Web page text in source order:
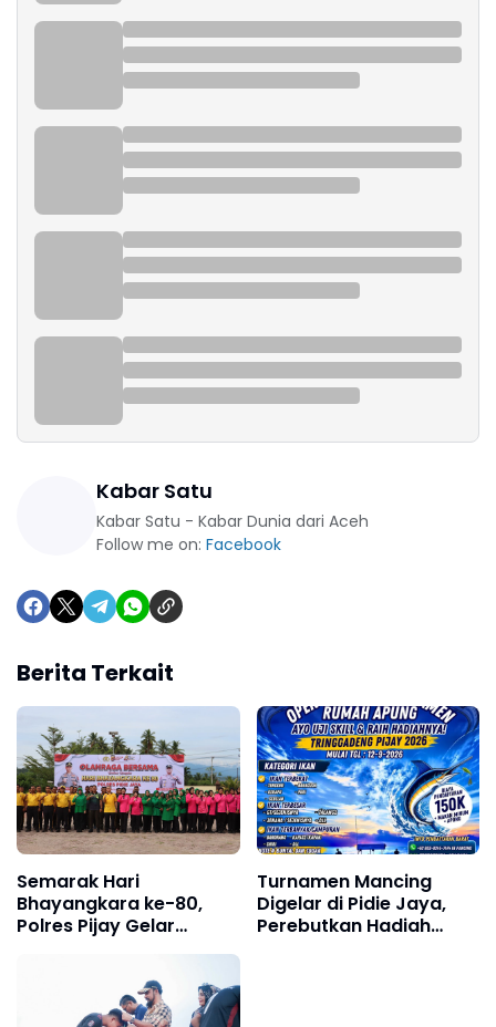
Kabar Satu
Kabar Satu - Kabar Dunia dari Aceh
Follow me on: Facebook
Berita Terkait
Semarak Hari
Bhayangkara ke-80,
Polres Pijay Gelar
Turnamen Mancing
Digelar di Pidie Jaya,
Perebutkan Hadiah